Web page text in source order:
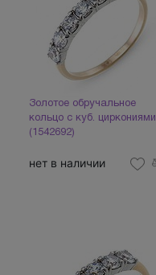
Золотое обручальное
кольцо с куб. циркониями
(1542692)
нет в наличии